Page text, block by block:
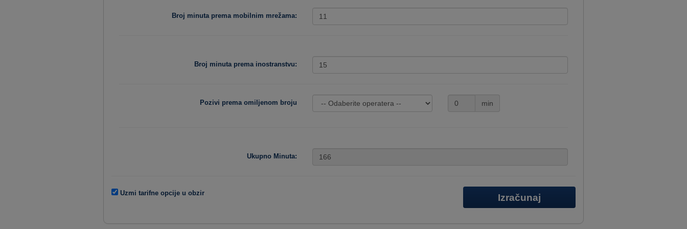
Broj minuta prema mobilnim mrežama:
Broj minuta prema inostranstvu:
Pozivi prema omiljenom broju min
Ukupno Minuta:
Uzmi tarifne opcije u obzir Izračunaj